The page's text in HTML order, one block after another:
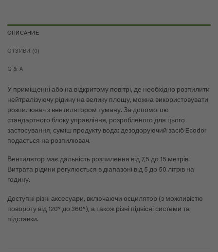
ОПИСАНИЕ
ОТЗИВИ (0)
Q & A
У приміщенні або на відкритому повітрі, де необхідно розпилити
нейтралізуючу рідину на велику площу, можна використовувати
розпилювач з вентилятором туману. За допомогою
стандартного блоку управління, розробленого для цього
застосування, суміш продукту вода: дезодоруючий засіб Ecodor
подається на розпилювач.
Вентилятор має дальність розпилення від 7,5 до 15 метрів.
Витрата рідини регулюється в діапазоні від 5 до 50 літрів на
годину.
Доступні різні аксесуари, включаючи осцилятор (з можливістю
повороту від 120° до 360°), а також різні підвісні системи та
підставки.